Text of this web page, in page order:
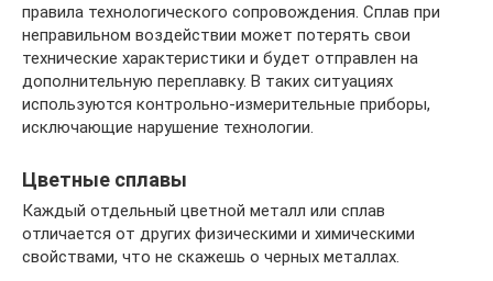
правила технологического сопровождения. Сплав при
неправильном воздействии может потерять свои
технические характеристики и будет отправлен на
дополнительную переплавку. В таких ситуациях
используются контрольно-измерительные приборы,
исключающие нарушение технологии.
Цветные сплавы
Каждый отдельный цветной металл или сплав
отличается от других физическими и химическими
свойствами, что не скажешь о черных металлах.